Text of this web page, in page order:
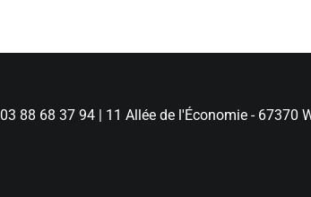
03 88 68 37 94 | 11 Allée de l'Économie - 67370